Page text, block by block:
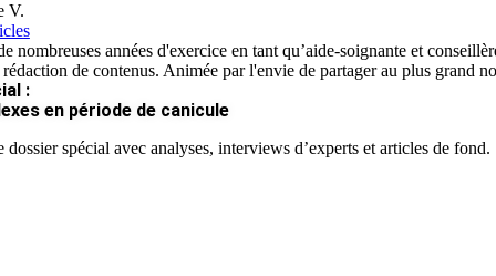
V.
nombreuses années d'exercice en tant qu’aide-soignante et
rédaction de contenus. Animée par l'envie de partager au plus grand
:
en période de canicule
dossier spécial avec analyses, interviews d’experts et articles de fond.